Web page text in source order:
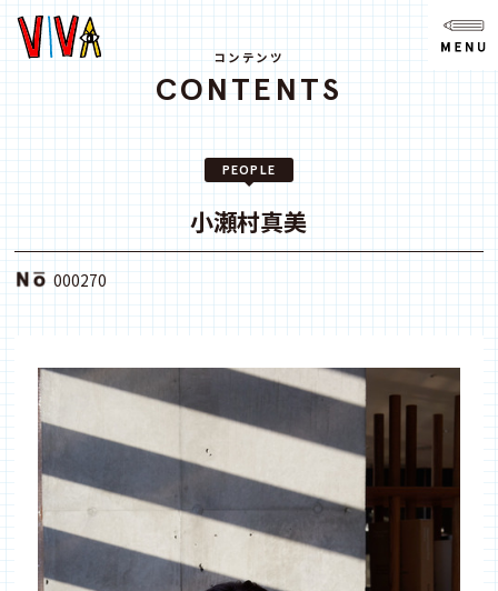
ニュース
ABOUT
SPACE
ACCESS
CONTACT
note
youtube
コンテンツ
CONTENTS
PEOPLE
小瀬村真美
000270